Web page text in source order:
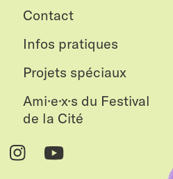
Contact
Infos pratiques
Projets spéciaux
Ami·e·x·s du Festival
de la Cité